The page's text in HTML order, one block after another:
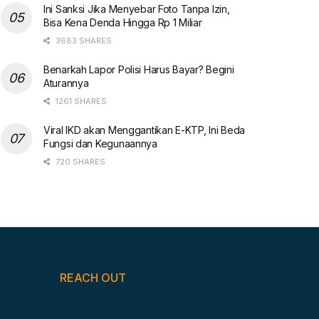
Ini Sanksi Jika Menyebar Foto Tanpa Izin,
Bisa Kena Denda Hingga Rp 1 Miliar
3683 SHARES
Benarkah Lapor Polisi Harus Bayar? Begini
Aturannya
1261 SHARES
Viral IKD akan Menggantikan E-KTP, Ini Beda
Fungsi dan Kegunaannya
720 SHARES
REACH OUT